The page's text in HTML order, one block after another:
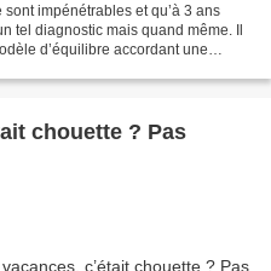
impénétrables et qu’à 3 ans
tel diagnostic mais quand même. Il
d’équilibre accordant une
chouette ? Pas